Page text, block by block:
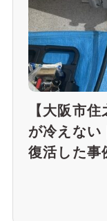
【大阪市
が冷えない
復活した事